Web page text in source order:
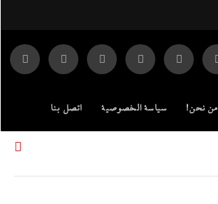
من نحن! سياسة الخصوصية اتصل بنا